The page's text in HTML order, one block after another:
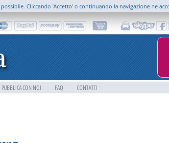
PUBBLICA CON NOI FAQ CONTATTI
Cliccando 'Accetto' o continuando la navigazione ne